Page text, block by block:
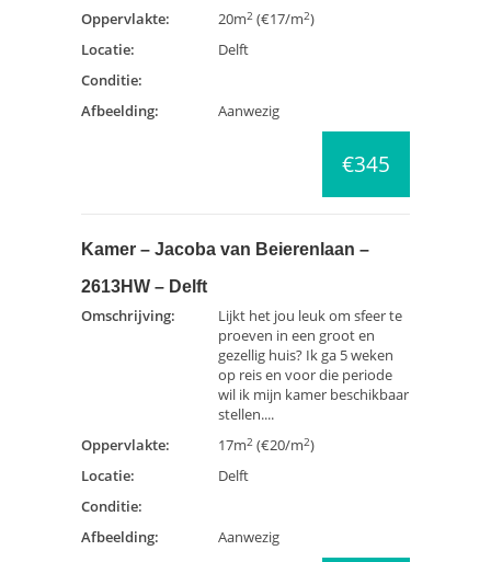
Oppervlakte:
20m2 (€17/m2)
Locatie:
Delft
Conditie:
Afbeelding:
Aanwezig
€345
Kamer – Jacoba van Beierenlaan –
2613HW – Delft
Omschrijving:
Lijkt het jou leuk om sfeer te
proeven in een groot en
gezellig huis? Ik ga 5 weken
op reis en voor die periode
wil ik mijn kamer beschikbaar
stellen....
Oppervlakte:
17m2 (€20/m2)
Locatie:
Delft
Conditie:
Afbeelding:
Aanwezig